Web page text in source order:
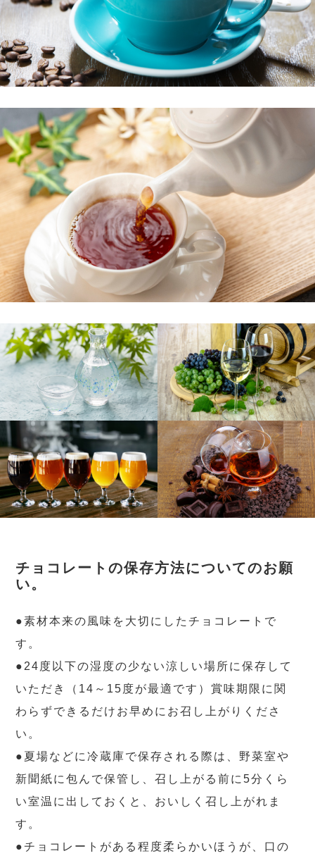
チョコレートの保存方法についてのお願
い。
●素材本来の風味を大切にしたチョコレートで
す。
●24度以下の湿度の少ない涼しい場所に保存して
いただき（14～15度が最適です）賞味期限に関
わらずできるだけお早めにお召し上がりくださ
い。
●夏場などに冷蔵庫で保存される際は、野菜室や
新聞紙に包んで保管し、召し上がる前に5分くら
い室温に出しておくと、おいしく召し上がれま
す。
●チョコレートがある程度柔らかいほうが、口の